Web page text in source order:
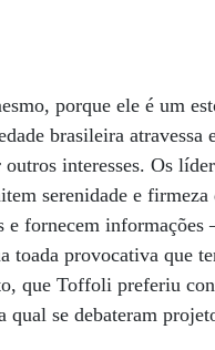
porque ele é um
brasileira
interesses. Os
serenidade e
fornecem
toada provocativa que
que Toffoli preferiu
se debateram